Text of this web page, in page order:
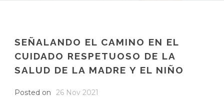
SEÑALANDO EL CAMINO EN EL
CUIDADO RESPETUOSO DE LA
SALUD DE LA MADRE Y EL NIÑO
Posted on
26 Nov 2021